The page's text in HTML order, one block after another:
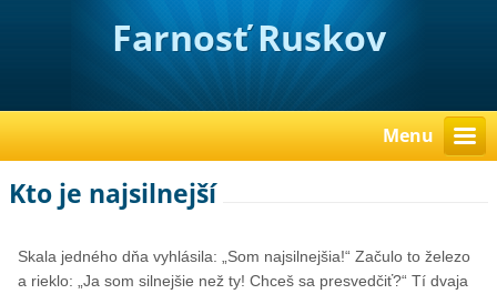
Farnosť Ruskov
Menu
Kto je najsilnejší
Skala jedného dňa vyhlásila: „Som najsilnejšia!“ Začulo to železo
a rieklo: „Ja som silnejšie než ty! Chceš sa presvedčiť?“ Tí dvaja